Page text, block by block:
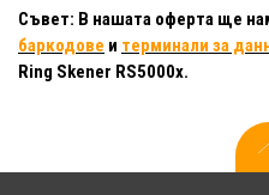
Съвет: В нашата оферта ще
баркодове и терминали за
Ring Skener RS5000x.